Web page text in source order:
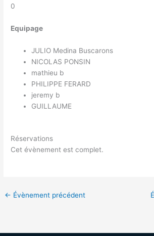
0
Equipage
JULIO Medina Buscarons
NICOLAS PONSIN
mathieu b
PHILIPPE FERARD
jeremy b
GUILLAUME
Réservations
Cet évènement est complet.
← Évènement précédent